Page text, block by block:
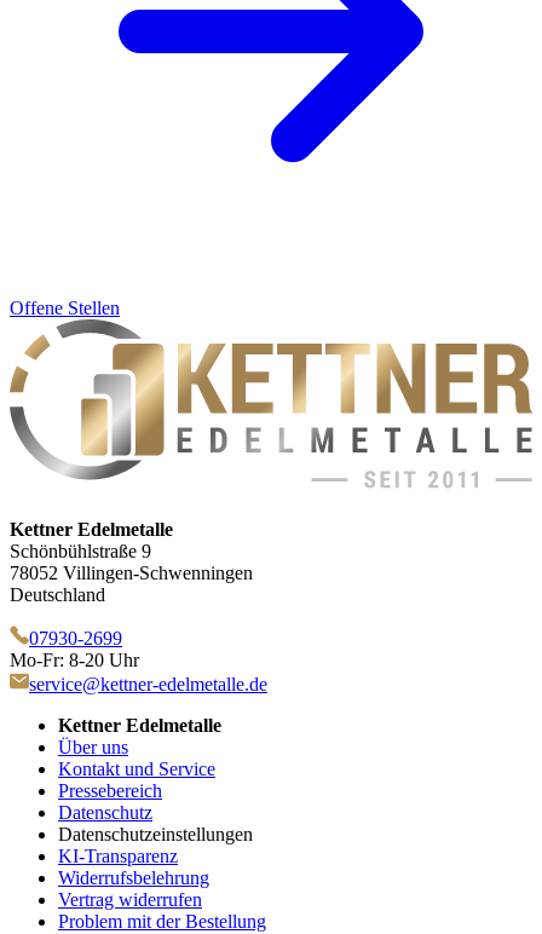
Offene Stellen
Kettner Edelmetalle
Schönbühlstraße 9
78052 Villingen-Schwenningen
Deutschland
07930-2699
Mo-Fr: 8-20 Uhr
service@kettner-edelmetalle.de
Kettner Edelmetalle
Über uns
Kontakt und Service
Pressebereich
Datenschutz
Datenschutzeinstellungen
KI-Transparenz
Widerrufsbelehrung
Vertrag widerrufen
Problem mit der Bestellung